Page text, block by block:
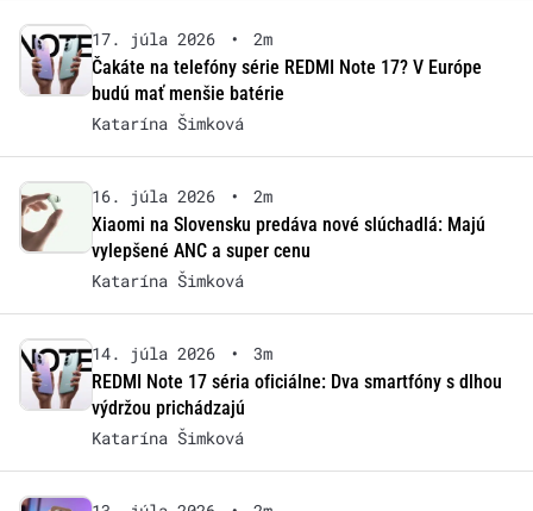
17. júla 2026 •
2m
Čakáte na telefóny série REDMI Note 17? V Európe
budú mať menšie batérie
Katarína Šimková
16. júla 2026 •
2m
Xiaomi na Slovensku predáva nové slúchadlá: Majú
vylepšené ANC a super cenu
Katarína Šimková
14. júla 2026 •
3m
REDMI Note 17 séria oficiálne: Dva smartfóny s dlhou
výdržou prichádzajú
Katarína Šimková